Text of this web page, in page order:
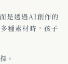
是透過AI創作的
種素材時，孩子
。